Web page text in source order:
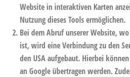
Website in interaktiven Karten
Nutzung dieses Tools ermöglichen.
Bei dem Abruf unserer Website,
ist, wird eine Verbindung zu den
den USA aufgebaut. Hierbei
an Google übertragen werden.